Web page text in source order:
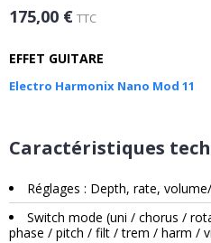
175,00 € TTC
EFFET GUITARE
Electro Harmonix Nano Mod 11
Caractéristiques
Réglages : Depth, rate,
Switch mode (uni / chorus /
phase / pitch / filt / trem / harm /